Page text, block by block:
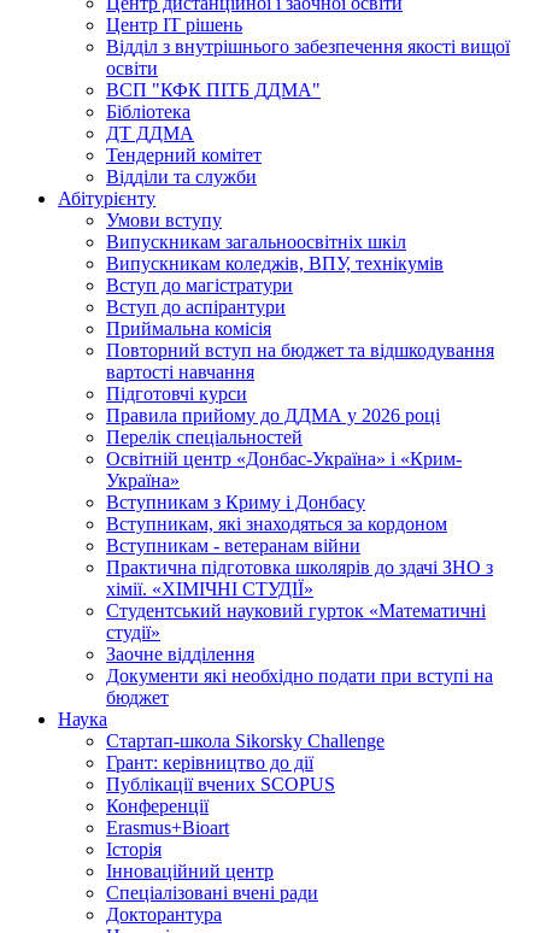
Центр ІТ рішень
Відділ з внутрішнього забезпечення якості вищої
освіти
ВСП "КФК ПІТБ ДДМА"
Бібліотека
ДТ ДДМА
Тендерний комітет
Відділи та служби
Абітурієнту
Умови вступу
Випускникам загальноосвітніх шкіл
Випускникам коледжів, ВПУ, технікумів
Вступ до магістратури
Вступ до аспірантури
Приймальна комісія
Повторний вступ на бюджет та відшкодування
вартості навчання
Підготовчі курси
Правила прийому до ДДМА у 2026 році
Перелік спеціальностей
Освітній центр «Донбас-Україна» і «Крим-
Україна»
Вступникам з Криму і Донбасу
Вступникам, які знаходяться за кордоном
Вступникам - ветеранам війни
Практична підготовка школярів до здачі ЗНО з
хімії. «ХІМІЧНІ СТУДІЇ»
Студентський науковий гурток «Математичні
студії»
Заочне відділення
Документи які необхідно подати при вступі на
бюджет
Наука
Стартап-школа Sikorsky Challenge
Грант: керівництво до дії
Публікації вчених SCOPUS
Конференції
Erasmus+Bioart
Історія
Інноваційний центр
Спеціалізовані вчені ради
Докторантура